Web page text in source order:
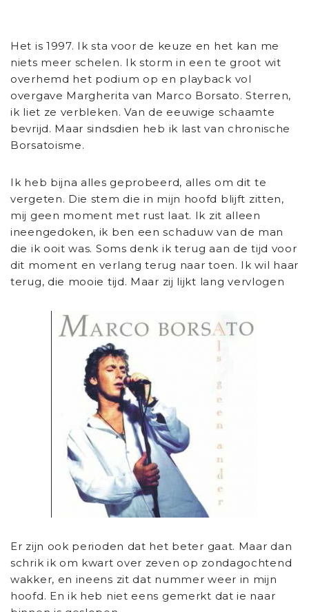
Het is 1997. Ik sta voor de keuze en het kan me
niets meer schelen. Ik storm in een te groot wit
overhemd het podium op en playback vol
overgave Margherita van Marco Borsato. Sterren,
ik liet ze verbleken. Van de eeuwige schaamte
bevrijd. Maar sindsdien heb ik last van chronische
Borsatoisme.
Ik heb bijna alles geprobeerd, alles om dit te
vergeten. Die stem die in mijn hoofd blijft zitten,
mij geen moment met rust laat. Ik zit alleen
ineengedoken, ik ben een schaduw van de man
die ik ooit was. Soms denk ik terug aan de tijd voor
dit moment en verlang terug naar toen. Ik wil haar
terug, die mooie tijd. Maar zij lijkt lang vervlogen
Er zijn ook perioden dat het beter gaat. Maar dan
schrik ik om kwart over zeven op zondagochtend
wakker, en ineens zit dat nummer weer in mijn
hoofd. En ik heb niet eens gemerkt dat ie naar